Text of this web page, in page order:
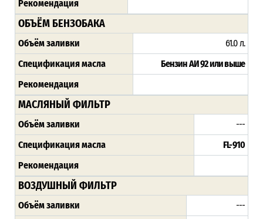
Рекомендация
ОБЪЁМ БЕНЗОБАКА
Объём заливки
61.0 л.
Спецификация масла
Бензин АИ 92 или выше
Рекомендация
МАСЛЯНЫЙ ФИЛЬТР
Объём заливки
---
Спецификация масла
FL-910
Рекомендация
ВОЗДУШНЫЙ ФИЛЬТР
Объём заливки
---